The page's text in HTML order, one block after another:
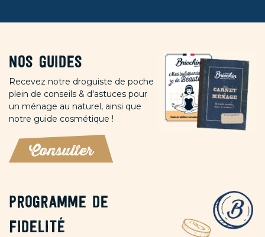
Nos guides
Recevez notre droguiste de poche
plein de conseils & d'astuces pour
un ménage au naturel, ainsi que
notre guide cosmétique !
Consulter
Programme de
fidelité